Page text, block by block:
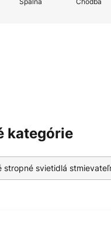
kategórie
stropné svietidlá